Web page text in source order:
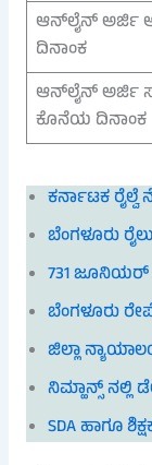
ಆನ್‌ಲೈನ್ ಅರ್ಜಿ
ದಿನಾಂಕ
ಆನ್‌ಲೈನ್ ಅರ್ಜಿ
ಕೊನೆಯ ದಿನಾಂಕ
ಕರ್ನಾಟಕ ರೈಲ್ವೆ
ಬೆಂಗಳೂರು
731 ಜೂನಿಯರ್
ಬೆಂಗಳೂರು
ಜಿಲ್ಲಾ
ನಿಮ್ಹಾನ್ಸ್ ನಲ್ಲಿ
SDA ಹಾಗೂ